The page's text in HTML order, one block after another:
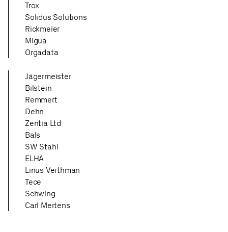
Trox
Solidus Solutions
Rickmeier
Migua
Orgadata
Jägermeister
Bilstein
Remmert
Dehn
Zentia Ltd
Bals
SW Stahl
ELHA
Linus Verthman
Tece
Schwing
Carl Mertens